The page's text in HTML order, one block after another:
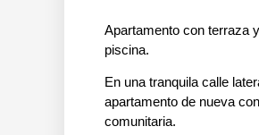
Apartamento con terraza
piscina.
En una tranquila calle
apartamento de nueva
comunitaria.